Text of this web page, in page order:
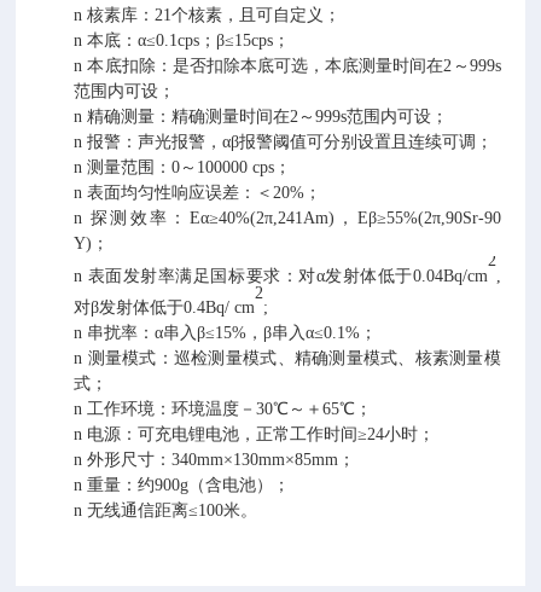
n核素库：21个核素，且可自定义；
n本底：α≤0.1cps；β≤15cps；
n本底扣除：是否扣除本底可选，本底测量时间在2～999s
范围内可设；
n精确测量：精确测量时间在2～999s范围内可设；
n报警：声光报警，αβ报警阈值可分别设置且连续可调；
n测量范围：0～100000 cps；
n表面均匀性响应误差：＜20%；
n 探测效率：Eα≥40%(2π,241Am)，Eβ≥55%(2π,90Sr-90
Y)；
n 表面发射率满足国标要求：对α发射体低于0.04Bq/cm
2
对β发射体低于0.4Bq/ cm
2
;
n 串扰率：α串入β≤15%，β串入α≤0.1%；
n 测量模式：巡检测量模式、精确测量模式、核素测量模
式；
n工作环境：环境温度－30℃～＋65℃；
n 电源：可充电锂电池，正常工作时间≥24小时；
n外形尺寸：340mm×130mm×85mm；
n重量：约900g（含电池）；
n无线通信距离≤100米。